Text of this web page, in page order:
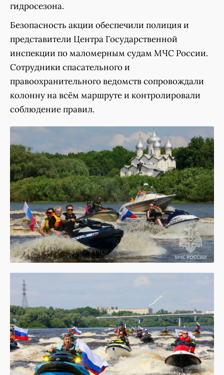
гидросезона.
Безопасность акции обеспечили полиция и
представители Центра Государственной
инспекции по маломерным судам МЧС России.
Сотрудники спасательного и
правоохранительного ведомств сопровождали
колонну на всём маршруте и контролировали
соблюдение правил.